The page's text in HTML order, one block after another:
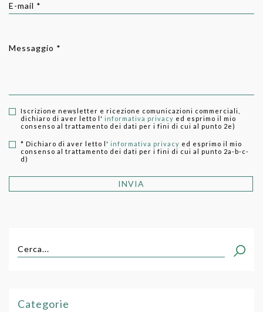
E-mail *
Messaggio *
Iscrizione newsletter e ricezione comunicazioni commerciali,
dichiaro di aver letto l' informativa privacy ed esprimo il mio
consenso al trattamento dei dati per i fini di cui al punto 2e)
* Dichiaro di aver letto l' informativa privacy ed esprimo il mio
consenso al trattamento dei dati per i fini di cui al punto 2a-b-c-
d)
INVIA
Cerca...
Categorie